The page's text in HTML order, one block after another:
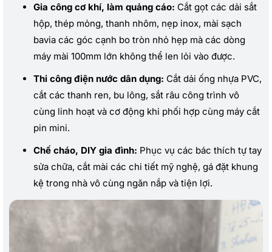
Gia công cơ khí, làm quảng cáo: Cắt gọt các dải sắt
hộp, thép mỏng, thanh nhôm, nẹp inox, mài sạch
bavia các góc cạnh bo tròn nhỏ hẹp mà các dòng
máy mài 100mm lớn không thể len lỏi vào được.
Thi công điện nước dân dụng: Cắt dải ống nhựa PVC,
cắt các thanh ren, bu lông, sắt râu công trình vô
cùng linh hoạt và cơ động khi phối hợp cùng máy cắt
pin mini.
Chế cháo, DIY gia đình: Phục vụ các bác thích tự tay
sửa chữa, cắt mài các chi tiết mỹ nghệ, gá đặt khung
kệ trong nhà vô cùng ngăn nắp và tiện lợi.